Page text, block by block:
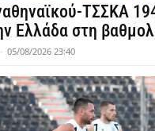
ΤΣΣΚΑ
Ελλάδα στη
- 05/08/2026 23:40